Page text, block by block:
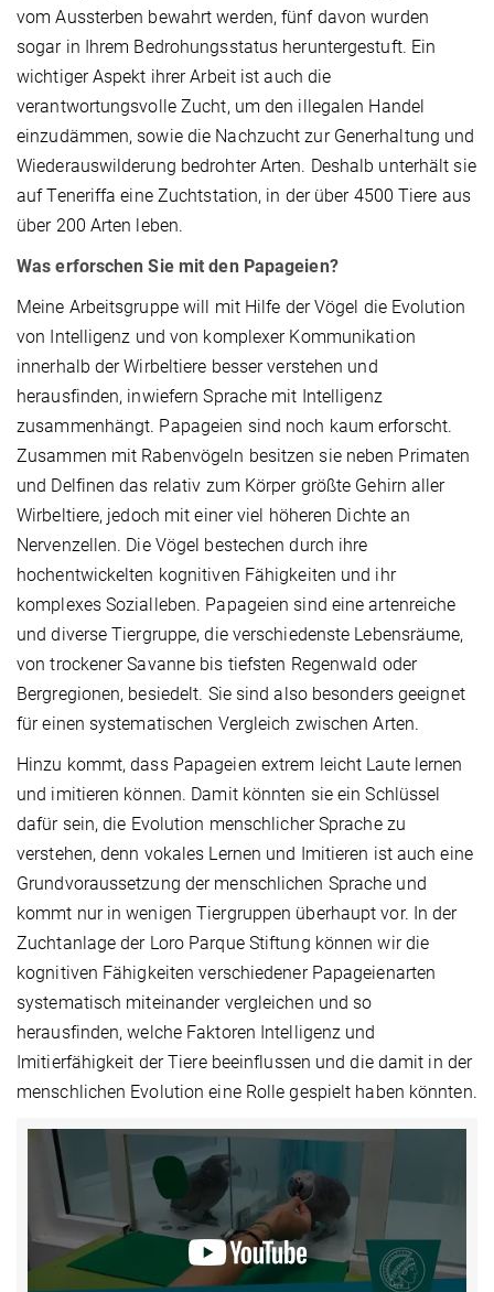
vom Aussterben bewahrt werden, fünf davon wurden
sogar in Ihrem Bedrohungsstatus heruntergestuft. Ein
wichtiger Aspekt ihrer Arbeit ist auch die
verantwortungsvolle Zucht, um den illegalen Handel
einzudämmen, sowie die Nachzucht zur Generhaltung und
Wiederauswilderung bedrohter Arten. Deshalb unterhält sie
auf Teneriffa eine Zuchtstation, in der über 4500 Tiere aus
über 200 Arten leben.
Was erforschen Sie mit den Papageien?
Meine Arbeitsgruppe will mit Hilfe der Vögel die Evolution
von Intelligenz und von komplexer Kommunikation
innerhalb der Wirbeltiere besser verstehen und
herausfinden, inwiefern Sprache mit Intelligenz
zusammenhängt. Papageien sind noch kaum erforscht.
Zusammen mit Rabenvögeln besitzen sie neben Primaten
und Delfinen das relativ zum Körper größte Gehirn aller
Wirbeltiere, jedoch mit einer viel höheren Dichte an
Nervenzellen. Die Vögel bestechen durch ihre
hochentwickelten kognitiven Fähigkeiten und ihr
komplexes Sozialleben. Papageien sind eine artenreiche
und diverse Tiergruppe, die verschiedenste Lebensräume,
von trockener Savanne bis tiefsten Regenwald oder
Bergregionen, besiedelt. Sie sind also besonders geeignet
für einen systematischen Vergleich zwischen Arten.
Hinzu kommt, dass Papageien extrem leicht Laute lernen
und imitieren können. Damit könnten sie ein Schlüssel
dafür sein, die Evolution menschlicher Sprache zu
verstehen, denn vokales Lernen und Imitieren ist auch eine
Grundvoraussetzung der menschlichen Sprache und
kommt nur in wenigen Tiergruppen überhaupt vor. In der
Zuchtanlage der Loro Parque Stiftung können wir die
kognitiven Fähigkeiten verschiedener Papageienarten
systematisch miteinander vergleichen und so
herausfinden, welche Faktoren Intelligenz und
Imitierfähigkeit der Tiere beeinflussen und die damit in der
menschlichen Evolution eine Rolle gespielt haben könnten.